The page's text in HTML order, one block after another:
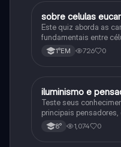
Biologia
sobre celulas
Este quiz aborda as
fundamentais entre
procariontes.
1°EM 726 0
História
iluminismo e
Teste seus
principais
impacto histórico.
8° 1,074 0